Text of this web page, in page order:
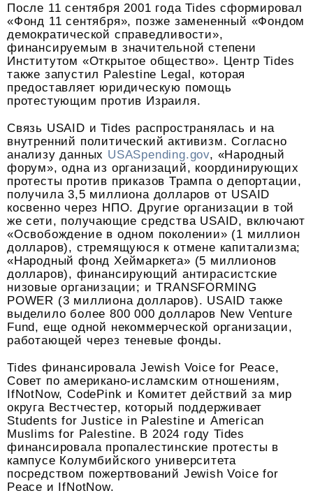
После 11 сентября 2001 года Tides сформировал
«Фонд 11 сентября», позже замененный «Фондом
демократической справедливости»,
финансируемым в значительной степени
Институтом «Открытое общество». Центр Tides
также запустил Palestine Legal, которая
предоставляет юридическую помощь
протестующим против Израиля.
Связь USAID и Tides распространялась и на
внутренний политический активизм. Согласно
анализу данных USASpending.gov, «Народный
форум», одна из организаций, координирующих
протесты против приказов Трампа о депортации,
получила 3,5 миллиона долларов от USAID
косвенно через НПО. Другие организации в той
же сети, получающие средства USAID, включают
«Освобождение в одном поколении» (1 миллион
долларов), стремящуюся к отмене капитализма;
«Народный фонд Хеймаркета» (5 миллионов
долларов), финансирующий антирасистские
низовые организации; и TRANSFORMING
POWER (3 миллиона долларов). USAID также
выделило более 800 000 долларов New Venture
Fund, еще одной некоммерческой организации,
работающей через теневые фонды.
Tides финансировала Jewish Voice for Peace,
Совет по американо-исламским отношениям,
IfNotNow, CodePink и Комитет действий за мир
округа Вестчестер, который поддерживает
Students for Justice in Palestine и American
Muslims for Palestine. В 2024 году Tides
финансировала пропалестинские протесты в
кампусе Колумбийского университета
посредством пожертвований Jewish Voice for
Peace и IfNotNow.